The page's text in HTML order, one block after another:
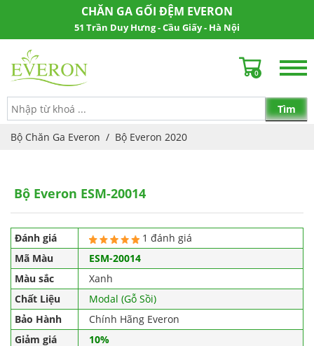
CHĂN GA GỐI ĐỆM EVERON
51 Trần Duy Hưng - Cầu Giấy - Hà Nội
0
Bộ Chăn Ga Everon / Bộ Everon 2020
Bộ Everon ESM-20014
Đánh giá
1 đánh giá
Mã Màu
ESM-20014
Màu sắc
Xanh
Chất Liệu
Modal (Gỗ Sồi)
Bảo Hành
Chính Hãng Everon
Giảm giá
10%